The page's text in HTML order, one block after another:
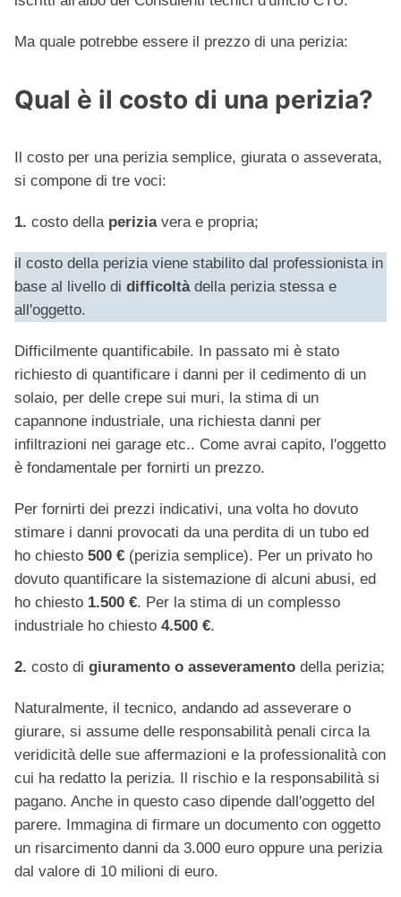
Ma quale potrebbe essere il prezzo di una perizia:
Qual è il costo di una perizia?
Il costo per una perizia semplice, giurata o asseverata,
si compone di tre voci:
1. costo dellaperiziavera e propria;
il costo della perizia viene stabilito dal professionista in
base al livello di difficoltàdella perizia stessa e
all'oggetto.
Difficilmente quantificabile. In passato mi è stato
richiesto di quantificare i danni per il cedimento di un
solaio, per delle crepe sui muri, la stima di un
capannone industriale, una richiesta danni per
infiltrazioni nei garage etc.. Come avrai capito, l'oggetto
è fondamentale per fornirti un prezzo.
Per fornirti dei prezzi indicativi, una volta ho dovuto
stimare i danni provocati da una perdita di un tubo ed
ho chiesto 500 € (perizia semplice). Per un privato ho
dovuto quantificare la sistemazione di alcuni abusi, ed
ho chiesto 1.500 €. Per la stima di un complesso
industriale ho chiesto 4.500 €.
2. costo di giuramento o asseveramento della perizia;
Naturalmente, il tecnico, andando ad asseverare o
giurare, si assume delle responsabilità penali circa la
veridicità delle sue affermazioni e la professionalità con
cui ha redatto la perizia. Il rischio e la responsabilità si
pagano. Anche in questo caso dipende dall'oggetto del
parere. Immagina di firmare un documento con oggetto
un risarcimento danni da 3.000 euro oppure una perizia
dal valore di 10 milioni di euro.